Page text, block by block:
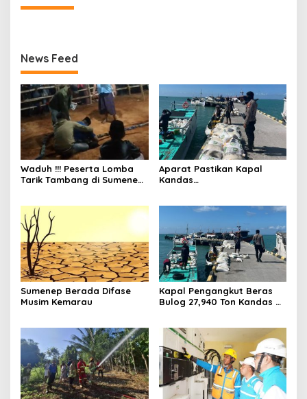
News Feed
Waduh !!! Peserta Lomba
Tarik Tambang di Sumenep
Aparat Pastikan Kapal
Kandas
Sumenep Berada Difase
Musim Kemarau
Kapal Pengangkut Beras
Bulog 27,940 Ton Kandas di